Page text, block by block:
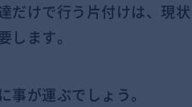
だけで行う片付けは、現状
ます。
が運ぶでしょう。